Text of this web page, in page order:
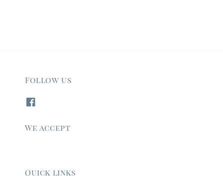
Follow us
We accept
Quick links